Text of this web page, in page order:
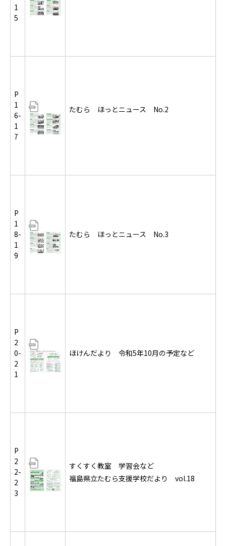
1
5
P
1
6-
1
7
たむら ほっとニュース No.2
P
1
8-
1
9
たむら ほっとニュース No.3
P
2
0-
2
1
ほけんだより 令和5年10月の予定など
P
2
2-
2
3
すくすく教室 学習会など
福島県立たむら支援学校だより vol.18